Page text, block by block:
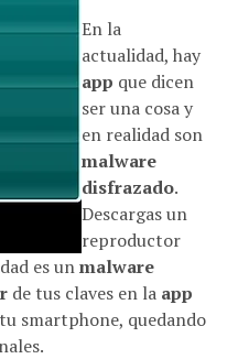
En la
actualidad, hay
app que dicen
ser una cosa y
en realidad son
malware
disfrazado.
Descargas un
reproductor
es unmalware
de tus claves en la app
smartphone, quedando